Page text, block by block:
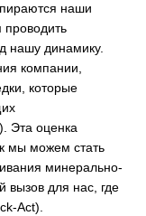
наши
нашу динамику.
компании,
которые
Эта оценка
мы можем стать
минерально-
вызов для нас, где
Act).